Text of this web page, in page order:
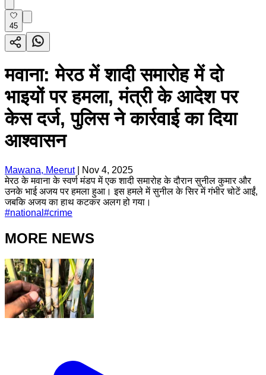
45
मवाना: मेरठ में शादी समारोह में दो
भाइयों पर हमला, मंत्री के आदेश पर
केस दर्ज, पुलिस ने कार्रवाई का दिया
आश्वासन
Mawana, Meerut|
Nov 4, 2025
मेरठ के मवाना के स्वर्ण मंडप में एक शादी समारोह के दौरान सुनील कुमार और
उनके भाई अजय पर हमला हुआ। इस हमले में सुनील के सिर में गंभीर चोटें आईं,
जबकि अजय का हाथ कटकर अलग हो गया।
#national #crime
MORE NEWS